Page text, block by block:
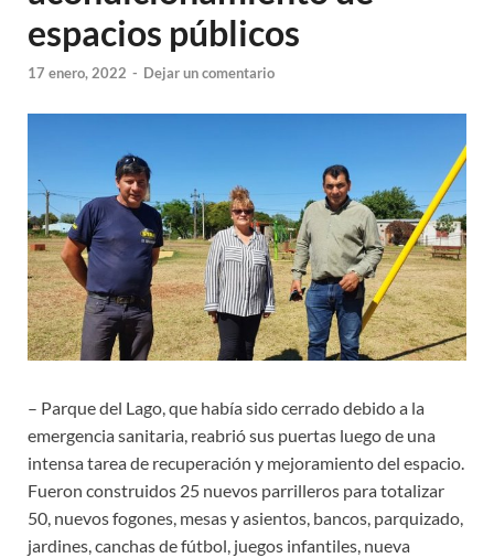
espacios públicos
17 enero, 2022 - Dejar un comentario
– Parque del Lago, que había sido cerrado debido a la
emergencia sanitaria, reabrió sus puertas luego de una
intensa tarea de recuperación y mejoramiento del espacio.
Fueron construidos 25 nuevos parrilleros para totalizar
50, nuevos fogones, mesas y asientos, bancos, parquizado,
jardines, canchas de fútbol, juegos infantiles, nueva